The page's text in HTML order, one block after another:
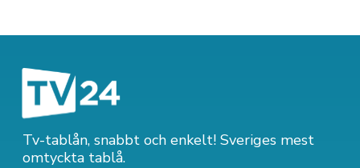
Tv-tablån, snabbt och enkelt! Sveriges mest
omtyckta tablå.